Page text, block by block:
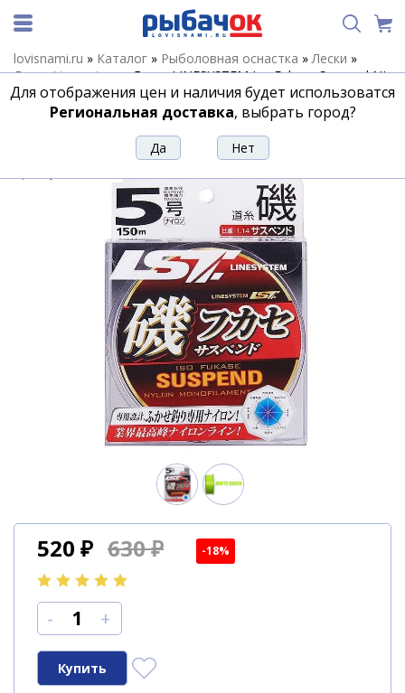
lovisnami.ru » Каталог » Рыболовная оснастка »Лески »
Леска Linesystem»Леска LINESYSTEM Iso Fukase Suspend NL
Matte Green 150m #5,0 (0,37mm)
Леска LINESYSTEM Iso Fukase Suspend
NL Matte Green 150m #5,0 (0,37mm)
520 ₽ 630 ₽ -18%
- +
Для отображения цен и наличия будет использоватся
Региональная доставка, выбрать город?